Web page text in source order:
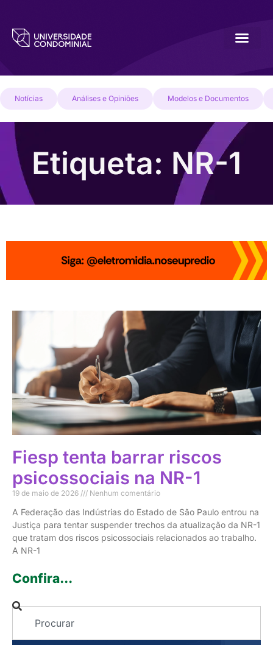
Notícias Análises e Opiniões Modelos e Documentos
Etiqueta: NR-1
Fiesp tenta barrar riscos
psicossociais na NR-1
19 de maio de 2026 Nenhum comentário
A Federação das Indústrias do Estado de São Paulo entrou na
Justiça para tentar suspender trechos da atualização da NR-1
que tratam dos riscos psicossociais relacionados ao trabalho.
A NR-1
Confira...